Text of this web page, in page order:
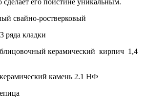
сделает его поистине уникальным.
свайно-ростверковый
3 ряда кладки
керамический кирпич 1,4
керамический камень 2.1 НФ